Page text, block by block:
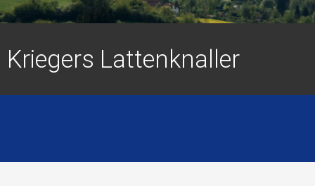
Kriegers Lattenknaller